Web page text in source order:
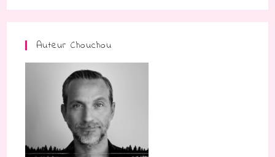
Auteur Chouchou